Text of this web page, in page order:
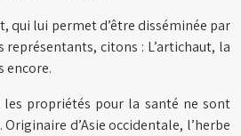
qui lui permet d’être disséminée par
citons : L’artichaut, la
encore.
les propriétés pour la santé ne sont
d’Asie occidentale, l’herbe